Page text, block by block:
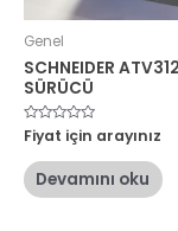
Genel
SCHNEIDER
SÜRÜCÜ
5
üzerinden
oy
aldı
Fiyat için arayınız
Devamını oku